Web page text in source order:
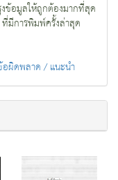
ข้อมูลให้ถูกต้องมากที่สุด
มีการพิมพ์ครั้งล่าสุด
อผิดพลาด / แนะนำ